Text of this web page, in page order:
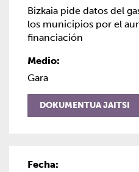
Bizkaia pide datos del
los municipios por el
financiación
Gara
DOKUMENTUA JAITSI